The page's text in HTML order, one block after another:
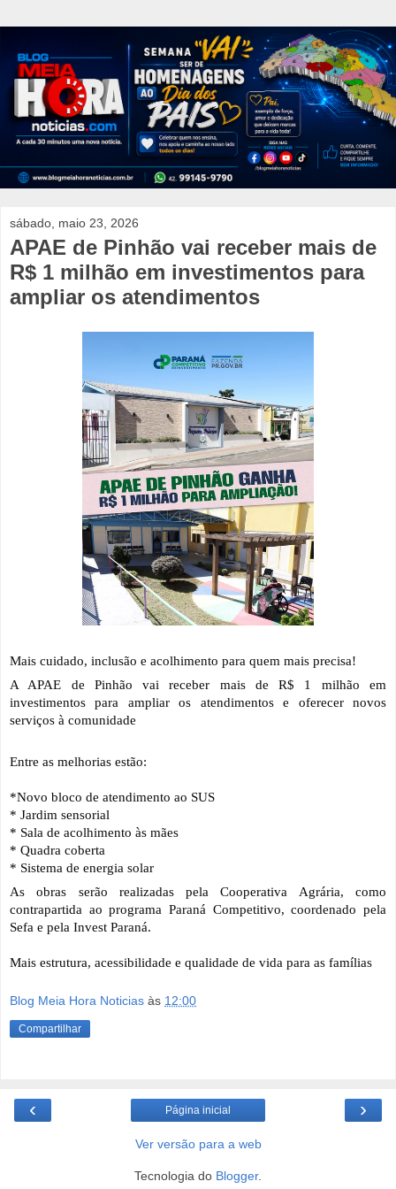
sábado, maio 23, 2026
APAE de Pinhão vai receber mais de
R$ 1 milhão em investimentos para
ampliar os atendimentos
Mais cuidado, inclusão e acolhimento para quem mais precisa!
A APAE de Pinhão vai receber mais de R$ 1 milhão em
investimentos para ampliar os atendimentos e oferecer novos
serviços à comunidade
Entre as melhorias estão:
*Novo bloco de atendimento ao SUS
* Jardim sensorial
* Sala de acolhimento às mães
* Quadra coberta
* Sistema de energia solar
As obras serão realizadas pela Cooperativa Agrária, como
contrapartida ao programa Paraná Competitivo, coordenado pela
Sefa e pela Invest Paraná.
Mais estrutura, acessibilidade e qualidade de vida para as famílias
Blog Meia Hora Noticias às 12:00
Compartilhar
‹ ›
Página inicial
Ver versão para a web
Tecnologia do Blogger.